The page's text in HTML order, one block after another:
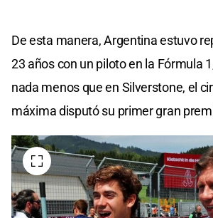
De esta manera, Argentina estuvo
23 años con un piloto en la Fórmula
nada menos que en Silverstone, el
máxima disputó su primer gran